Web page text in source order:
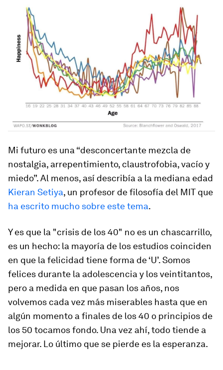
Mi futuro es una “desconcertante mezcla de
nostalgia, arrepentimiento, claustrofobia, vacío y
miedo”. Al menos, así describía a la mediana edad
Kieran Setiya, un profesor de filosofía del MIT que
ha escrito mucho sobre este tema.
Y es que la "crisis de los 40" no es un chascarrillo,
es un hecho: la mayoría de los estudios coinciden
en que la felicidad tiene forma de ‘U’. Somos
felices durante la adolescencia y los veintitantos,
pero a medida en que pasan los años, nos
volvemos cada vez más miserables hasta que en
algún momento a finales de los 40 o principios de
los 50 tocamos fondo. Una vez ahí, todo tiende a
mejorar. Lo último que se pierde es la esperanza.